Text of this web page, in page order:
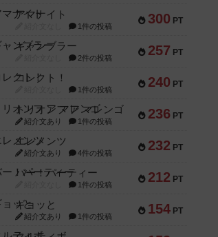
300 PT
アマナイト
1件の投稿
257 PT
ギャンブラー
2件の投稿
240 PT
コレクト！
1件の投稿
236 PT
トリオンフ ア マレンゴ
紹介文あり 1件の投稿
232 PT
エレメンツ
紹介文あり 4件の投稿
212 PT
バー！パーティー
1件の投稿
154 PT
ギョッと
紹介文あり 1件の投稿